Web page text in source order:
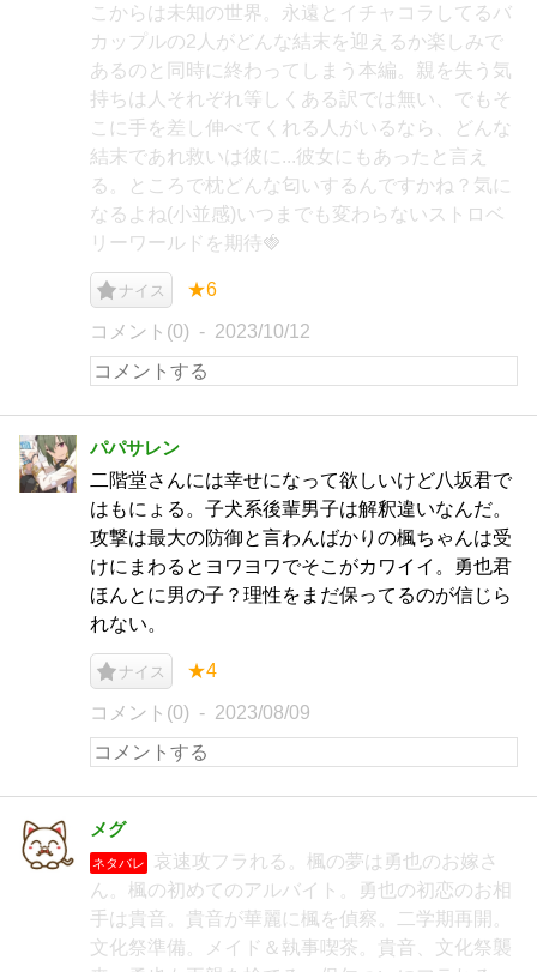
こからは未知の世界。永遠とイチャコラしてるバ
カップルの2人がどんな結末を迎えるか楽しみで
あるのと同時に終わってしまう本編。親を失う気
持ちは人それぞれ等しくある訳では無い、でもそ
こに手を差し伸べてくれる人がいるなら、どんな
結末であれ救いは彼に...彼女にもあったと言え
る。ところで枕どんな匂いするんですかね？気に
なるよね(小並感)いつまでも変わらないストロベ
リーワールドを期待🍓
ナイス ★6
コメント(0) 2023/10/12
パパサレン
二階堂さんには幸せになって欲しいけど八坂君で
はもにょる。子犬系後輩男子は解釈違いなんだ。
攻撃は最大の防御と言わんばかりの楓ちゃんは受
けにまわるとヨワヨワでそこがカワイイ。勇也君
ほんとに男の子？理性をまだ保ってるのが信じら
れない。
ナイス ★4
コメント(0) 2023/08/09
メグ
ネタバレ
哀速攻フラれる。楓の夢は勇也のお嫁さ
ん。楓の初めてのアルバイト。勇也の初恋のお相
手は貴音。貴音が華麗に楓を偵察。二学期再開。
文化祭準備。メイド＆執事喫茶。貴音、文化祭襲